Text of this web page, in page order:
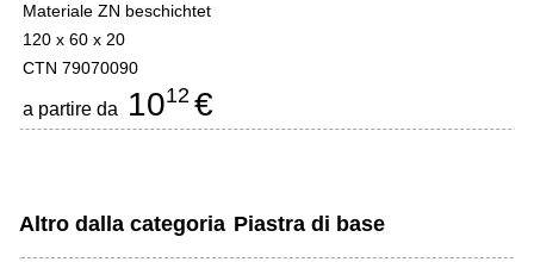
Materiale ZN beschichtet
120 x 60 x 20
CTN 79070090
a partire da 1012 €
Altro dalla categoria Piastra di base